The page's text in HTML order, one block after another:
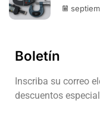
Boletín
Inscriba su correo
descuentos